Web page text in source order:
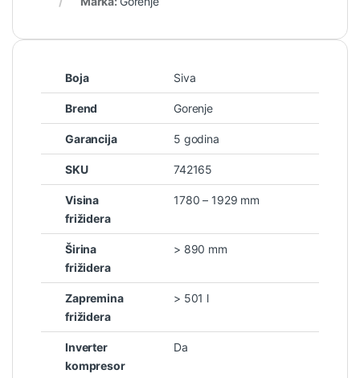
Boja Siva
Brend Gorenje
Garancija 5 godina
SKU 742165
Visina
frižidera
1780 – 1929 mm
Širina
frižidera
> 890 mm
Zapremina
frižidera
> 501 l
Inverter
kompresor
Da